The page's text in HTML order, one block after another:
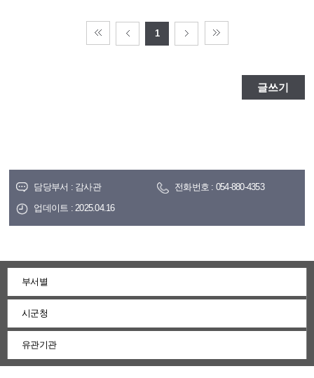
1
담당부서 : 감사관
전화번호 : 054-880-4353
업데이트 : 2025.04.16
부서별
시군청
유관기관